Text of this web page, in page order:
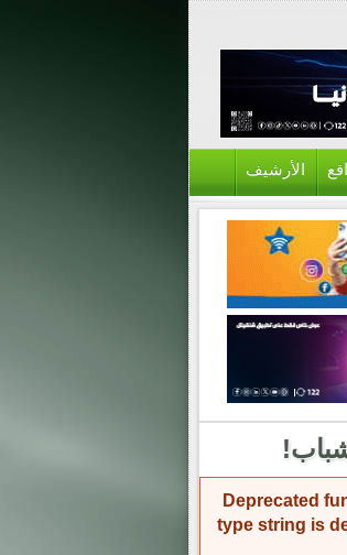
الأرشيف
Deprecated
type string is